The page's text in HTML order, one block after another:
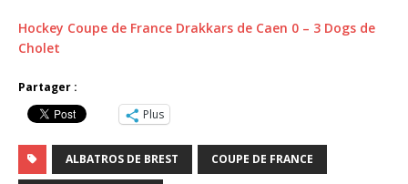
Hockey Coupe de France Drakkars de Caen 0 – 3 Dogs de
Cholet
Partager :
Plus
ALBATROS DE BREST COUPE DE FRANCE